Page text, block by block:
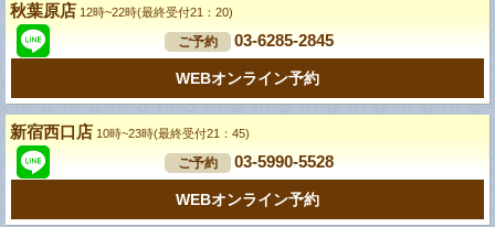
秋葉原店 12時~22時(最終受付21：20)
ご予約 03-6285-2845
WEBオンライン予約
新宿西口店 10時~23時(最終受付21：45)
ご予約 03-5990-5528
WEBオンライン予約